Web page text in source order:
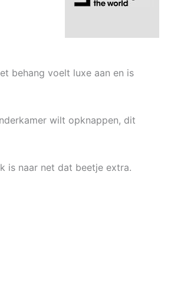
behang voelt luxe aan en is
wilt opknappen, dit
is naar net dat beetje extra.